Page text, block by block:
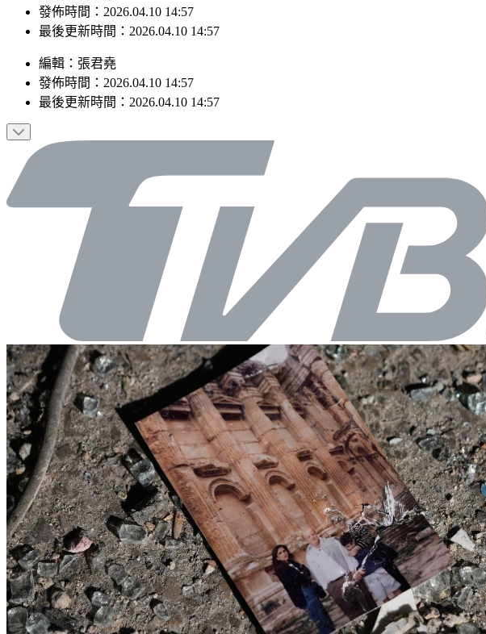
發佈時間：2026.04.10 14:57
最後更新時間：2026.04.10 14:57
編輯 ： 張君堯
發佈時間： 2026.04.10 14:57
最後更新時間： 2026.04.10 14:57